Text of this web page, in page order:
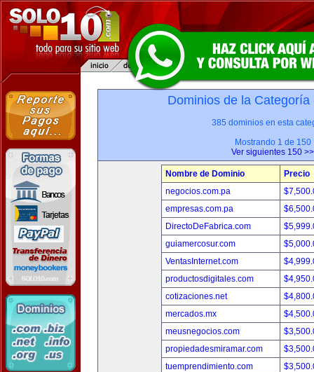
Dominios de la
385 dominios en esta
Mostrando 1 de 150
Ver siguientes 150 >>
Nombre de Dominio
Precio
negocios.com.pa
empresas.com.pa
DirectoDeFabrica.com
guiamercosur.com
VentasInternet.com
productosdigitales.com
cotizaciones.net
mercados.mx
meusnegocios.com
propiedadesmiramar.com
tuemprendimiento.com